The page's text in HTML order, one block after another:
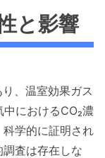
と影響
、温室効果ガス
におけるCO₂濃
学的に証明され
査は存在しな